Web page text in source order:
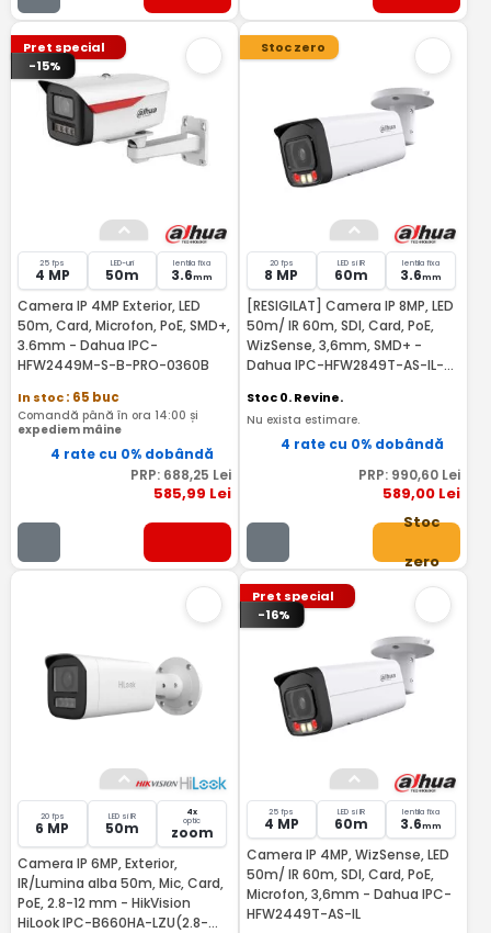
Pret special
-15%
25 fps
4 MP
LED-uri
50m
lentila fixa
3.6mm
Camera IP 4MP Exterior, LED
50m, Card, Microfon, PoE, SMD+,
3.6mm - Dahua IPC-
HFW2449M-S-B-PRO-0360B
In stoc: 65 buc
Comandă până în ora 14:00 și
expediem mâine
4 rate cu 0% dobândă
PRP: 688,25 Lei
585,99 Lei
Stoc zero
20 fps
8 MP
LED si IR
60m
lentila fixa
3.6mm
[RESIGILAT] Camera IP 8MP, LED
50m/ IR 60m, SDI, Card, PoE,
WizSense, 3,6mm, SMD+ -
Dahua IPC-HFW2849T-AS-IL-
Stoc 0. Revine.
Nu exista estimare.
4 rate cu 0% dobândă
PRP: 990,60 Lei
589,00 Lei
Stoc
zero
20 fps
6 MP
LED si IR
50m
4x
optic
zoom
Camera IP 6MP, Exterior,
IR/Lumina alba 50m, Mic, Card,
PoE, 2.8-12 mm - HikVision
HiLook IPC-B660HA-LZU(2.8-
Pret special
-16%
25 fps
4 MP
LED si IR
60m
lentila fixa
3.6mm
Camera IP 4MP, WizSense, LED
50m/ IR 60m, SDI, Card, PoE,
Microfon, 3,6mm - Dahua IPC-
HFW2449T-AS-IL